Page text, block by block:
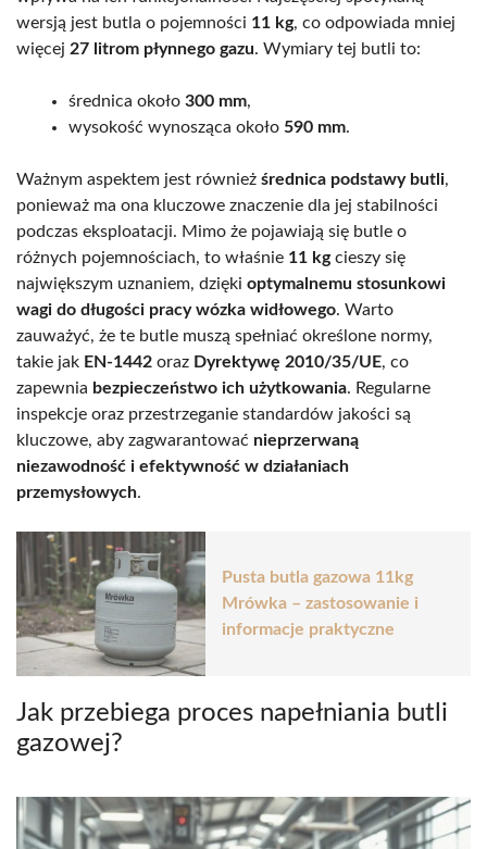
wersją jest butla o pojemności 11 kg, co odpowiada mniej
więcej 27 litrom płynnego gazu. Wymiary tej butli to:
średnica około 300 mm,
wysokość wynosząca około 590 mm.
Ważnym aspektem jest również średnica podstawy butli,
ponieważ ma ona kluczowe znaczenie dla jej stabilności
podczas eksploatacji. Mimo że pojawiają się butle o
różnych pojemnościach, to właśnie 11 kgcieszy się
największym uznaniem, dzięki optymalnemu stosunkowi
wagi do długości pracy wózka widłowego. Warto
zauważyć, że te butle muszą spełniać określone normy,
takie jak EN-1442 oraz Dyrektywę 2010/35/UE, co
zapewnia bezpieczeństwo ich użytkowania. Regularne
inspekcje oraz przestrzeganie standardów jakości są
kluczowe, aby zagwarantować nieprzerwaną
niezawodność i efektywność w działaniach
przemysłowych.
Pusta butla gazowa 11kg
Mrówka – zastosowanie i
informacje praktyczne
Jak przebiega proces napełniania butli
gazowej?